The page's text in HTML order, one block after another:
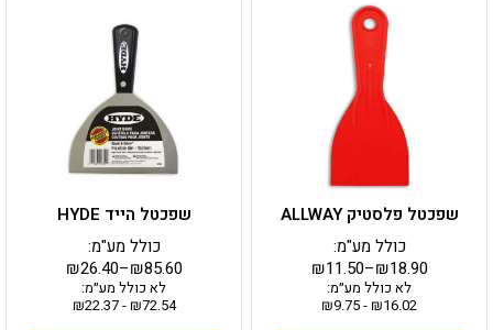
שפכטל פלסטיק ALLWAY
₪11.50–₪18.90
כולל מע"מ:
לא כולל מע״מ:
₪16.02
-
₪9.75
זה
יש
מספר
סוגים.
ניתן
לבחור
האפשרויות
המוצר
שפכטל הייד HYDE
₪26.40–₪85.60
כולל מע"מ:
לא כולל מע״מ:
₪72.54
-
₪22.37
יש
מספר
סוגים.
ניתן
לבחור
את
האפשרויות
המוצר